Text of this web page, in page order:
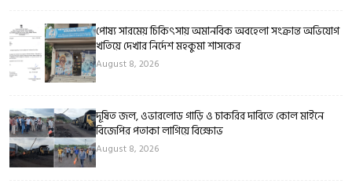
পোষ্য সারমেয় চিকিৎসায় অমানবিক অবহেলা সংক্রান্ত অভিযোগ
খতিয়ে দেখার নির্দেশ মহকুমা শাসকের
August 8, 2026
দূষিত জল, ওভারলোড গাড়ি ও চাকরির দাবিতে কোল মাইনে
বিজেপির পতাকা লাগিয়ে বিক্ষোভ
August 8, 2026